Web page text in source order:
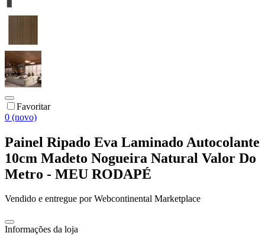
Favoritar
0 (novo)
Painel Ripado Eva Laminado Autocolante
10cm Madeto Nogueira Natural Valor Do
Metro - MEU RODAPÉ
Vendido e entregue por Webcontinental Marketplace
Informações da loja